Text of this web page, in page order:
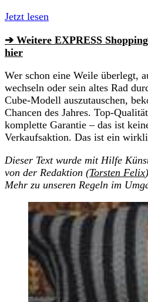
Jetzt lesen
➔ Weitere EXPRESS
hier
Wer schon eine Weile überlegt,
wechseln oder sein altes Rad
Cube-Modell auszutauschen,
Chancen des Jahres. Top-
komplette Garantie – das ist
Verkaufsaktion. Das ist ein
Dieser Text wurde mit Hilfe
von der Redaktion (Torsten Felix
Mehr zu unseren Regeln im